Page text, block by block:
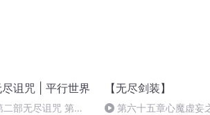
诅咒 | 平行世界
二部无尽诅咒 第
【无尽剑装】
第六十五章心魔虚妄